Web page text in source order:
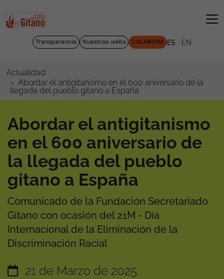
Transparencia Nuestras webs COLABORA ES EN
Actualidad
Abordar el antigitanismo en el 600 aniversario de la
llegada del pueblo gitano a España
Abordar el antigitanismo
en el 600 aniversario de
la llegada del pueblo
gitano a España
Comunicado de la Fundación Secretariado
Gitano con ocasión del 21M - Día
Internacional de la Eliminación de la
Discriminación Racial
21 de Marzo de 2025